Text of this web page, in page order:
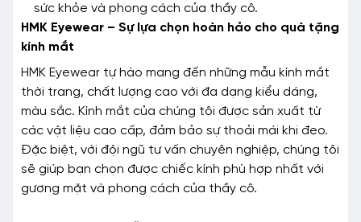
sức khỏe và phong cách của thầy cô.
HMK Eyewear – Sự lựa chọn hoàn hảo cho quà tặng
kính mắt
HMK Eyewear tự hào mang đến những mẫu kính mắt
thời trang, chất lượng cao với đa dạng kiểu dáng,
màu sắc. Kính mắt của chúng tôi được sản xuất từ
các vật liệu cao cấp, đảm bảo sự thoải mái khi đeo.
Đặc biệt, với đội ngũ tư vấn chuyên nghiệp, chúng tôi
sẽ giúp bạn chọn được chiếc kính phù hợp nhất với
gương mặt và phong cách của thầy cô.